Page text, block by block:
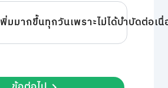
มมากขึ้นทุกวันเพราะไม่ได้บำบัดต่อเ